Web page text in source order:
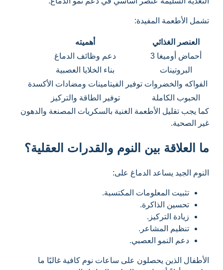
تشمل الأطعمة المفيدة:
العنصر الغذائي
أهميته
أحماض أوميغا 3
دعم وظائف الدماغ
البروتينات
بناء الخلايا العصبية
الفواكه والخضروات توفير الفيتامينات ومضادات الأكسدة
الحبوب الكاملة
توفير الطاقة والتركيز
كما يجب تقليل الأطعمة الغنية بالسكريات المصنعة والدهون
غير الصحية.
ما العلاقة بين النوم والقدرات العقلية؟
النوم الجيد يساعد الدماغ على:
تثبيت المعلومات المكتسبة.
تحسين الذاكرة.
زيادة التركيز.
تنظيم المشاعر.
دعم النمو العصبي.
الأطفال الذين يحصلون على ساعات نوم كافية غالبًا ما